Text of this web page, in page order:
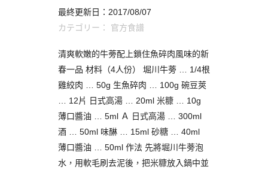
最終更新日：2017/08/07
カテゴリー： 官方食譜
清爽軟嫩的牛蒡配上鎖住魚碎肉風味的新
春一品 材料（4人份） 堀川牛蒡 … 1/4根
雞絞肉 … 50g 生魚碎肉 … 100g 碗豆莢
… 12片 日式高湯 … 20ml 米糠 … 10g
薄口醬油 … 5ml Ａ 日式高湯 … 300ml
酒 … 50ml 味醂 … 15ml 砂糖 … 40ml
薄口醬油 … 50ml 作法 先將堀川牛蒡泡
水，用軟毛刷去泥後，把米糠放入鍋中並